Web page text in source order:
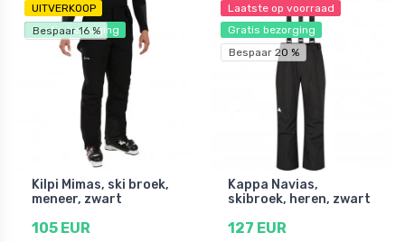
UITVERKOOP
Gratis bezorging
Bespaar 16 %
Kilpi Mimas, ski broek,
meneer, zwart
105 EUR
Laatste op voorraad
Gratis bezorging
Bespaar 20 %
Kappa Navias,
skibroek, heren, zwart
127 EUR